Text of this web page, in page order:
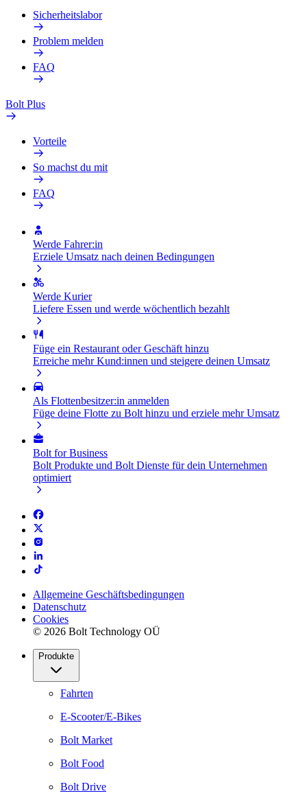
Sicherheitslabor
Problem melden
FAQ
Bolt Plus
Vorteile
So machst du mit
FAQ
Werde Fahrer:in
Erziele Umsatz nach deinen Bedingungen
Werde Kurier
Liefere Essen und werde wöchentlich bezahlt
Füge ein Restaurant oder Geschäft hinzu
Erreiche mehr Kund:innen und steigere deinen Umsatz
Als Flottenbesitzer:in anmelden
Füge deine Flotte zu Bolt hinzu und erziele mehr Umsatz
Bolt for Business
Bolt Produkte und Bolt Dienste für dein Unternehmen
optimiert
Allgemeine Geschäftsbedingungen
Datenschutz
Cookies
© 2026 Bolt Technology OÜ
Produkte
Fahrten
E-Scooter/E-Bikes
Bolt Market
Bolt Food
Bolt Drive